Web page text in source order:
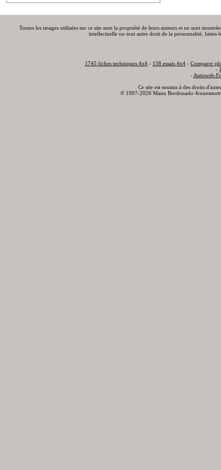
Toutes les images utilisées sur ce site sont la propriété de leurs auteurs et ne sont
intellectuelle ou tout autre droit de la personnalité,
1745 fiches techniques 4x4 - 158 essais 4x4 - Comparer
-
- Autoweb-
Ce site est soumis à des droits
© 1997-2026 Manu Bordonado